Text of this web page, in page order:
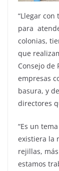
“Llegar
para
colonias,
que
Consejo de
empresas
basura, y
directores
“Es un
existiera la
rejillas,
estamos